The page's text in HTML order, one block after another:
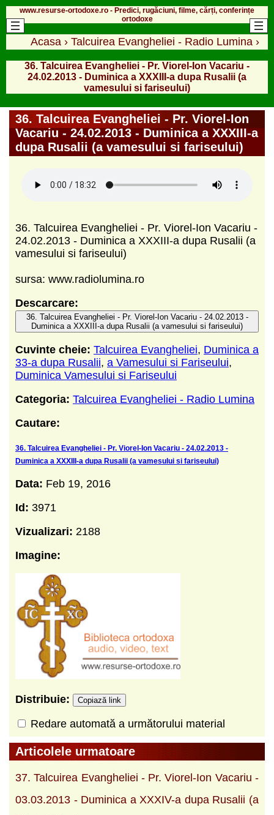
www.resurse-ortodoxe.ro - Predici, rugăciuni, filme, cărți, conferințe
ortodoxe
Acasa › Talcuirea Evangheliei - Radio Lumina ›
36. Talcuirea Evangheliei - Pr. Viorel-Ion Vacariu -
24.02.2013 - Duminica a XXXIII-a dupa Rusalii (a
vamesului si fariseului)
36. Talcuirea Evangheliei - Pr. Viorel-Ion
Vacariu - 24.02.2013 - Duminica a XXXIII-a
dupa Rusalii (a vamesului si fariseului)
36. Talcuirea Evangheliei - Pr. Viorel-Ion Vacariu -
24.02.2013 - Duminica a XXXIII-a dupa Rusalii (a
vamesului si fariseului)
sursa: www.radiolumina.ro
Descarcare:
36. Talcuirea Evangheliei - Pr. Viorel-Ion Vacariu - 24.02.2013 -
Duminica a XXXIII-a dupa Rusalii (a vamesului si fariseului)
Cuvinte cheie: Talcuirea Evangheliei, Duminica a
33-a dupa Rusalii, a Vamesului si Fariseului,
Duminica Vamesului si Fariseului
Categoria: Talcuirea Evangheliei - Radio Lumina
Cautare:
36. Talcuirea Evangheliei - Pr. Viorel-Ion Vacariu - 24.02.2013 -
Duminica a XXXIII-a dupa Rusalii (a vamesului si fariseului)
Data: Feb 19, 2016
Id: 3971
Vizualizari: 2188
Imagine:
Distribuie: Copiază link
Redare automată a următorului material
Articolele urmatoare
37. Talcuirea Evangheliei - Pr. Viorel-Ion Vacariu -
03.03.2013 - Duminica a XXXIV-a dupa Rusalii (a